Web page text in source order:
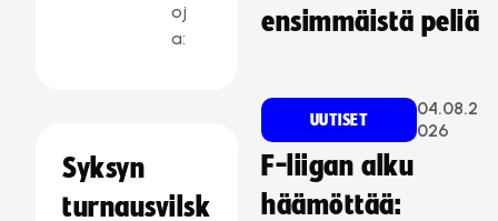
oj
a:
Syksyn
turnausvilsk
ensimmäistä peliä
UUTISET
04.08.2
026
F-liigan alku
häämöttää: